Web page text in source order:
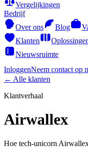
Vergelijkingen
Bedrijf
Over ons
Blog
Klanten
Nieuwsruimte
InloggenNeem contact op
← Alle klanten
Klantverhaal
Airwallex
Hoe tech-unicorn